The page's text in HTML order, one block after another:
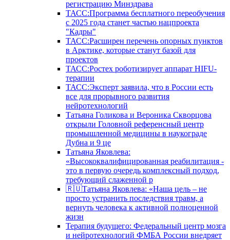
регистрацию Минздрава
ТАСС:Программа бесплатного переобучения
с 2025 года станет частью нацпроекта
"Кадры"
ТАСС:Расширен перечень опорных пунктов
в Арктике, которые станут базой для
проектов
ТАСС:Ростех роботизирует аппарат HIFU-
терапии
ТАСС:Эксперт заявила, что в России есть
все для прорывного развития
нейротехнологий
Татьяна Голикова и Вероника Скворцова
открыли Головной референсный центр
промышленной медицины в наукограде
Дубна и 9 це
Татьяна Яковлева:
«Высококвалифицированная реабилитация -
это в первую очередь комплексный подход,
требующий слаженной р
🇷🇺Татьяна Яковлева: «Наша цель – не
просто устранить последствия травм, а
вернуть человека к активной полноценной
жизн
Терапия будущего: Федеральный центр мозга
и нейротехнологий ФМБА России внедряет